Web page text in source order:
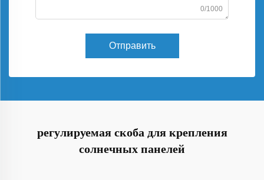
0/1000
Отправить
регулируемая скоба для крепления
солнечных панелей